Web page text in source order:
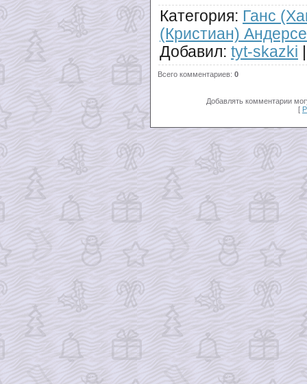
Категория: Ганс
(Кристиан)
Добавил: tyt-skazki
Всего комментариев: 0
Добавлять комментарии
[